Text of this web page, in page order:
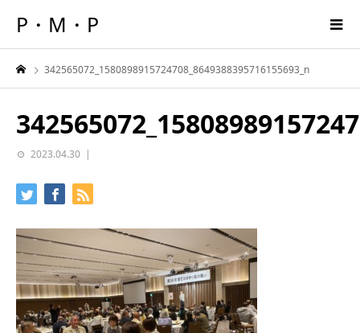
P・M・P
342565072_1580898915724708_8649388395716155693_n
2023.04.30